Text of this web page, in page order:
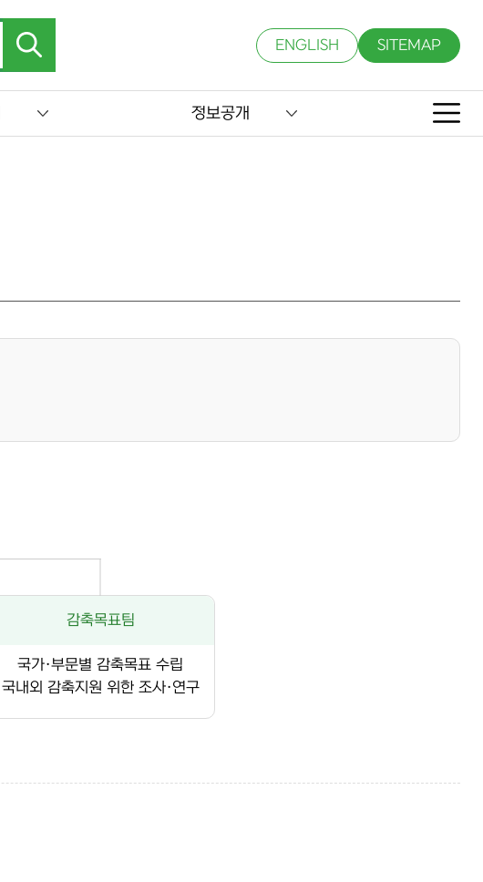
ENGLISH SITEMAP
정보공개
감축목표팀
국가·부문별 감축목표 수립
국내외 감축지원 위한 조사·연구